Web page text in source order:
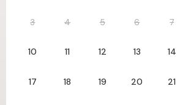
3 4 5 6 7
10 11 12 13 14
17 18 19 20 21